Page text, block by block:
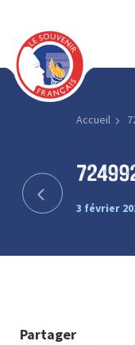
Accueil
3 février
Partager